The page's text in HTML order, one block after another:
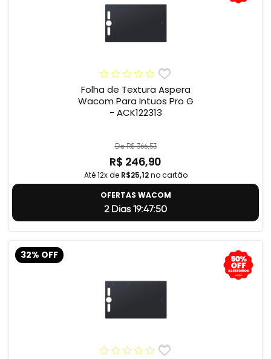
Folha de Textura Aspera
Wacom Para Intuos Pro G
- ACK122313
De R$ 366,53
R$ 246,90
Até 12x de R$25,12no cartão
OFERTAS WACOM
2 Dias 19:47:49
32% OFF